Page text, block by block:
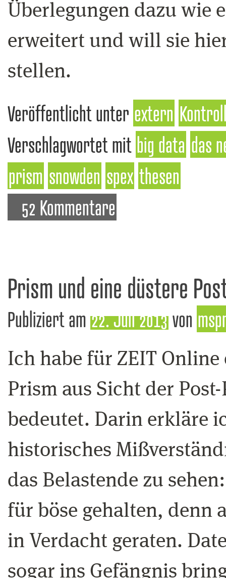
Überlegungen dazu wie
erweitert und will sie
stellen.
Veröffentlicht unter extern
Verschlagwortet mit big data das
prism snowden spex thesen
52 Kommentare
Prism und eine düstere
Publiziert am 22. Juli 2013von
Ich habe für ZEIT
Prism aus Sicht der
bedeutet. Darin erkläre
historisches
das Belastende zu
für böse gehalten, denn
in Verdacht geraten.
sogar ins Gefängnis